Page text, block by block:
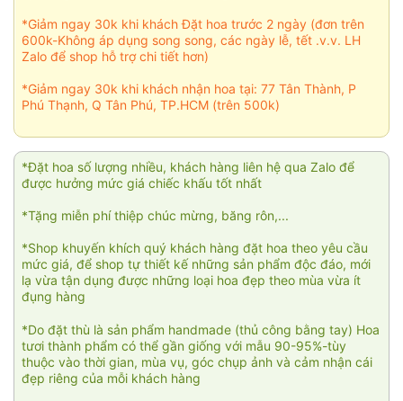
*Giảm ngay 30k khi khách Đặt hoa trước 2 ngày (đơn trên
600k-Không áp dụng song song, các ngày lễ, tết .v.v. LH
Zalo để shop hỗ trợ chi tiết hơn)
*Giảm ngay 30k khi khách nhận hoa tại: 77 Tân Thành, P
Phú Thạnh, Q Tân Phú, TP.HCM (trên 500k)
*Đặt hoa số lượng nhiều, khách hàng liên hệ qua Zalo để
được hưởng mức giá chiếc khấu tốt nhất
*Tặng miễn phí thiệp chúc mừng, băng rôn,...
*Shop khuyến khích quý khách hàng đặt hoa theo yêu cầu
mức giá, để shop tự thiết kế những sản phẩm độc đáo, mới
lạ vừa tận dụng được những loại hoa đẹp theo mùa vừa ít
đụng hàng
*Do đặt thù là sản phẩm handmade (thủ công bằng tay) Hoa
tươi thành phẩm có thể gần giống với mẫu 90-95%-tùy
thuộc vào thời gian, mùa vụ, góc chụp ảnh và cảm nhận cái
đẹp riêng của mỗi khách hàng